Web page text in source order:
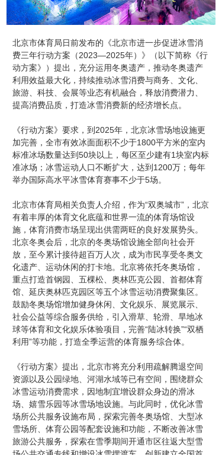
北京市体育局日前发布的《北京市进一步促进冰雪消
费三年行动方案（2023—2025年）》（以下简称《行
动方案》）提出，充分运用冬奥遗产，推动冬奥遗产
利用效益最大化，持续推动冰雪消费与商务、文化、
旅游、科技、会展等业态有机融合，释放消费潜力、
提高消费品质，打造冰雪消费新的经济增长点。
《行动方案》要求，到2025年，北京冰雪场地设施更
加完善，全市有效冰面面积不少于1800平方米的室内
标准冰场数量达到50块以上，每区至少建有1块室内标
准冰场；冰雪运动人口不断扩大，达到1200万；每年
举办国际高水平冰雪体育赛事不少于5场。
北京市体育局相关负责人介绍，作为“双奥城市”，北京
有着丰厚的体育文化底蕴和世界一流的体育场馆设
施，体育消费市场呈现出供需两旺的良好发展势头。
北京冬奥会后，北京的冬奥场馆设施全部向社会开
放，至今累计接待超百万人次，成为市民享受冬奥文
化遗产、运动休闲的打卡地。北京将依托冬奥场馆，
重点打造首钢园、五棵松、奥林匹克公园、首都体育
馆、延庆奥林匹克园区等五个冰雪运动消费聚集区。
鼓励冬奥场馆增加健身休闲、文化娱乐、展览展示、
社会公益等综合服务供给，引入滑草、轮滑、旱地冰
球等体育和文化娱乐体验项目，完善“陆冰转换”“双栖
利用”等功能，打造全季运营的体育服务综合体。
《行动方案》提出，北京市将充分利用疏解腾退空间
资源以及公园绿地、河湖水域等已有空间，围绕群众
冰雪运动消费需求，因地制宜增设群众身边的滑冰
场、嬉雪乐园等冰雪场地设施。与此同时，优化冰雪
场所公共服务设施布局，探索完善冬奥场馆、大型冰
雪场所、体育公园等配套设施和功能，不断改善冰雪
旅游公共服务，探索在雪季期间开通市区往返大型雪